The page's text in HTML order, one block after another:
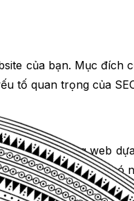
của bạn. Mục đích
tố quan trọng của
của một trang web
web của bạn có